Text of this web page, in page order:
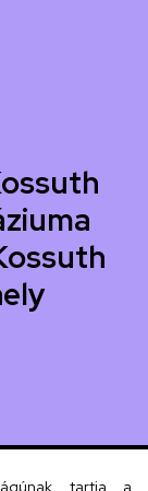
tartja a